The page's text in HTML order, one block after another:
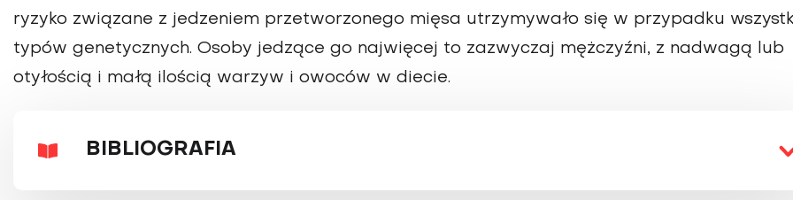
ryzyko związane z jedzeniem przetworzonego mięsa utrzymywało się w przypadku
typów genetycznych. Osoby jedzące go najwięcej to zazwyczaj mężczyźni, z nadwagą lub
otyłością i małą ilością warzyw i owoców w diecie.
BIBLIOGRAFIA